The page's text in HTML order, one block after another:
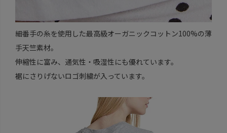
細番手の糸を使用した最高級オーガニックコットン100%の薄
手天竺素材。
伸縮性に富み、通気性・吸湿性にも優れています。
裾にさりげないロゴ刺繍が入っています。